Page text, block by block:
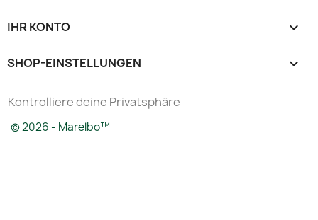
IHR KONTO 
SHOP-EINSTELLUNGEN keyboard_arrow_down
Kontrolliere deine Privatsphäre
© 2026 - Marelbo™